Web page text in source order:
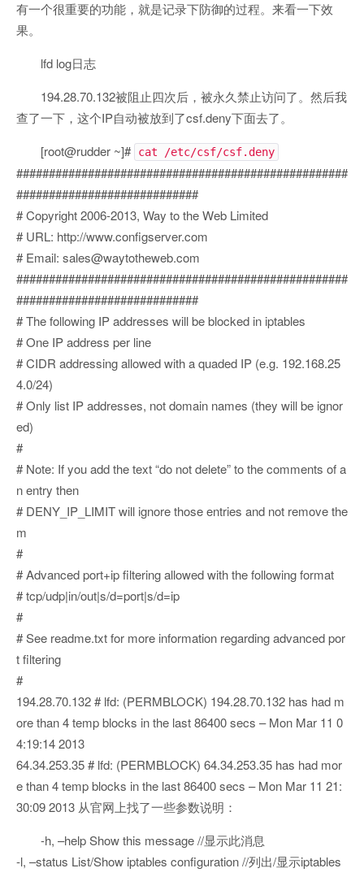
有一个很重要的功能，就是记录下防御的过程。来看一下效
果。
lfd log日志
194.28.70.132被阻止四次后，被永久禁止访问了。然后我
查了一下，这个IP自动被放到了csf.deny下面去了。
[root@rudder ~]#
cat /etc/csf/csf.deny
###################################################
############################
# Copyright 2006-2013, Way to the Web Limited
# URL: http://www.configserver.com
# Email: sales@waytotheweb.com
###################################################
############################
# The following IP addresses will be blocked in iptables
# One IP address per line
# CIDR addressing allowed with a quaded IP (e.g. 192.168.25
4.0/24)
# Only list IP addresses, not domain names (they will be ignor
ed)
#
# Note: If you add the text “do not delete” to the comments of a
n entry then
# DENY_IP_LIMIT will ignore those entries and not remove the
m
#
# Advanced port+ip filtering allowed with the following format
# tcp/udp|in/out|s/d=port|s/d=ip
#
# See readme.txt for more information regarding advanced por
t filtering
#
194.28.70.132 # lfd: (PERMBLOCK) 194.28.70.132 has had m
ore than 4 temp blocks in the last 86400 secs – Mon Mar 11 0
4:19:14 2013
64.34.253.35 # lfd: (PERMBLOCK) 64.34.253.35 has had mor
e than 4 temp blocks in the last 86400 secs – Mon Mar 11 21:
30:09 2013 从官网上找了一些参数说明：
-h, –help Show this message //显示此消息
-l, –status List/Show iptables configuration //列出/显示iptables